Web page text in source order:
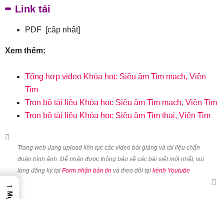
Link tải
PDF [cập nhật]
Xem thêm:
Tổng hợp video Khóa học Siêu âm Tim mạch, Viện
Tim
Trọn bộ tài liệu Khóa học Siêu âm Tim mạch, Viện Tim
Trọn bộ tài liệu Khóa học Siêu âm Tim thai, Viện Tim
Trang web đang upload liên tục các video bài giảng và tài liệu chẩn
đoán hình ảnh. Để nhận được thông báo về các bài viết mới nhất, vui
lòng đăng ký tại Form nhận bản tin và theo dõi tại kênh Youtube
→